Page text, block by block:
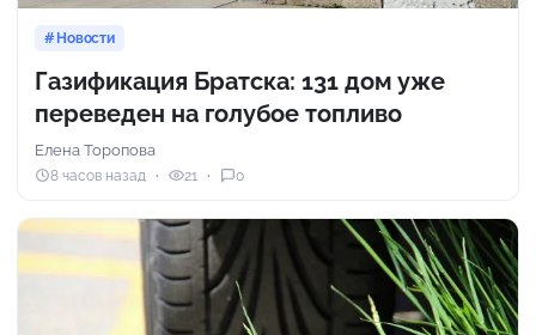
Новости
Газификация Братска: 131 дом уже
переведен на голубое топливо
Елена Торопова
8 часов назад 21 0